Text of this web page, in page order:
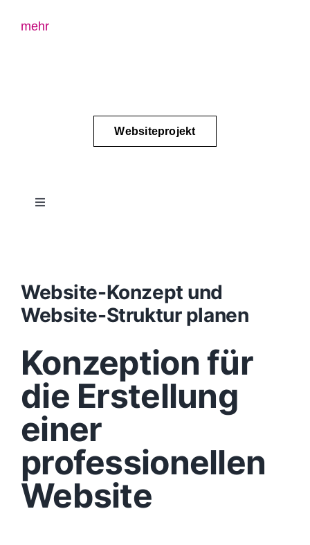
mehr
Websiteprojekt
Toggle
Konzept
Content
Funktionen
Aufbau
Website-Konzept und
Website-Struktur planen
Konzeption für
die Erstellung
einer
professionellen
Website